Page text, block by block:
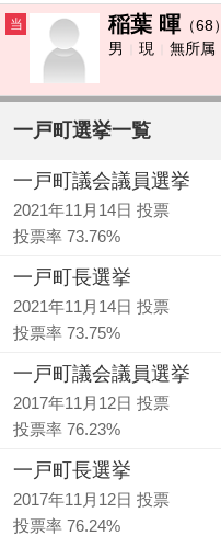
当 稲葉 暉 （68）
男
現 無所属
一戸町選挙一覧
一戸町議会議員選挙
2021年11月14日 投票
投票率 73.76%
一戸町長選挙
2021年11月14日 投票
投票率 73.75%
一戸町議会議員選挙
2017年11月12日 投票
投票率 76.23%
一戸町長選挙
2017年11月12日 投票
投票率 76.24%